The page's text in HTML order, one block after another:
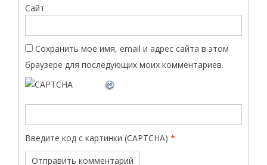
Сайт
Сохранить моё имя, email и адрес сайта в этом
браузере для последующих моих комментариев.
Введите код с картинки (CAPTCHA) *